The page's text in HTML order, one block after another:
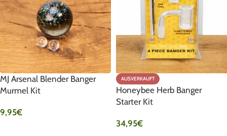
MJ Arsenal Blender Banger
Murmel Kit
9,95€
AUSVERKAUFT
Honeybee Herb Banger
Starter Kit
34,95€